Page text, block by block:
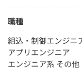
職種
組込・制御エンジニ
アプリエンジニア
エンジニア系 その他